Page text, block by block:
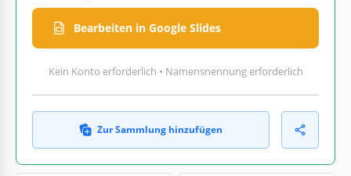
Bearbeiten in Google Slides
Kein Konto erforderlich • Namensnennung erforderlich
Zur Sammlung hinzufügen